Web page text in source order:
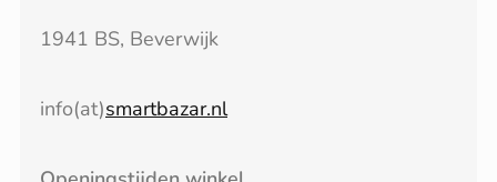
1941 BS, Beverwijk
info(at)smartbazar.nl